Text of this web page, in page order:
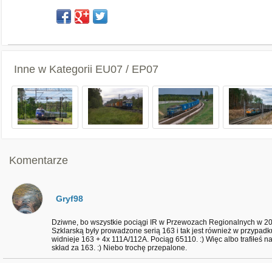
Inne w Kategorii EU07 / EP07
Komentarze
Gryf98
Dziwne, bo wszystkie pociągi IR w Przewozach Regionalnych w
Szklarską były prowadzone serią 163 i tak jest również w
widnieje 163 + 4x 111A/112A. Pociąg 65110. :) Więc albo trafiłeś
skład za 163. :) Niebo trochę przepalone.